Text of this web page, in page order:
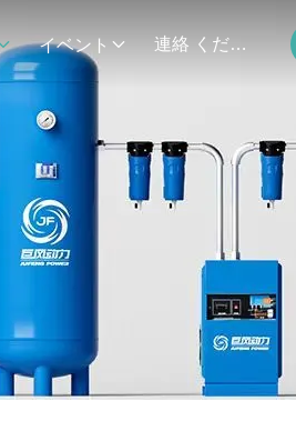
イベント 連絡 ください